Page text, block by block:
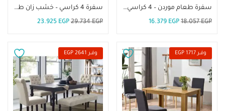
سفرة طعام موردن – 4 كراسي. DIR-46
18.057EGP
16.379 EGP
سفرة 4 كراسي – خشب زان طبيعي- DIR 90
29.734EGP
23.925 EGP
وفــر 1717 EGP وفــر 2641 EGP